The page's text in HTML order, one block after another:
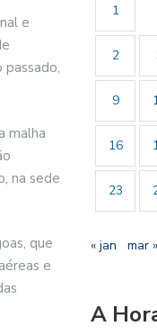
e
malha
na sede
que
e
1
2
9
16
23
« jan mar »
A